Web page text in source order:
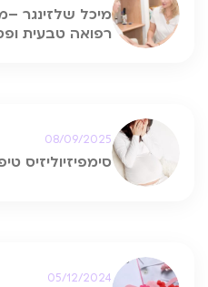
מיכל שלזינגר
רפואה טבעית
סימפיזיוליזיס
08/09/2025
05/12/2024